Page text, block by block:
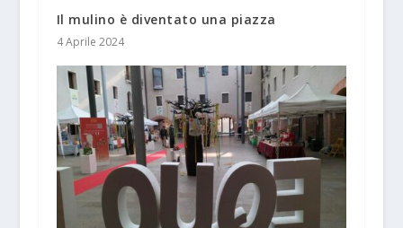
Il mulino è diventato una piazza
4 Aprile 2024